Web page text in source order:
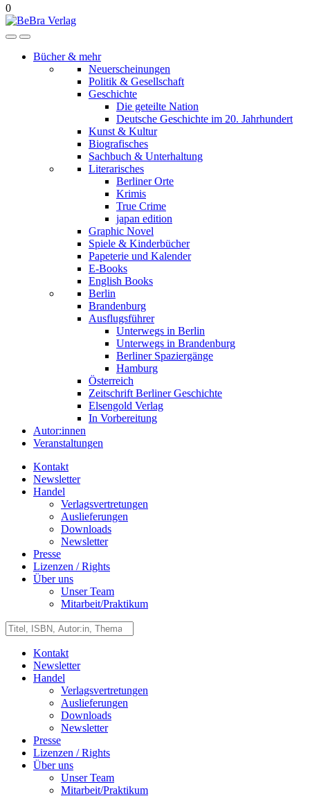
0
Bücher & mehr
Neuerscheinungen
Politik & Gesellschaft
Geschichte
Die geteilte Nation
Deutsche Geschichte im 20. Jahrhundert
Kunst & Kultur
Biografisches
Sachbuch & Unterhaltung
Literarisches
Berliner Orte
Krimis
True Crime
japan edition
Graphic Novel
Spiele & Kinderbücher
Papeterie und Kalender
E-Books
English Books
Berlin
Brandenburg
Ausflugsführer
Unterwegs in Berlin
Unterwegs in Brandenburg
Berliner Spaziergänge
Hamburg
Österreich
Zeitschrift Berliner Geschichte
Elsengold Verlag
In Vorbereitung
Autor:innen
Veranstaltungen
Kontakt
Newsletter
Handel
Verlagsvertretungen
Auslieferungen
Downloads
Newsletter
Presse
Lizenzen / Rights
Über uns
Unser Team
Mitarbeit/Praktikum
Kontakt
Newsletter
Handel
Verlagsvertretungen
Auslieferungen
Downloads
Newsletter
Presse
Lizenzen / Rights
Über uns
Unser Team
Mitarbeit/Praktikum